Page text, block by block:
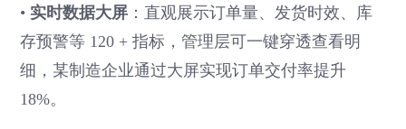
• 实时数据大屏 ：直观展示订单量、发货时效、库
存预警等 120 + 指标，管理层可一键穿透查看明
细，某制造企业通过大屏实现订单交付率提升
18%。